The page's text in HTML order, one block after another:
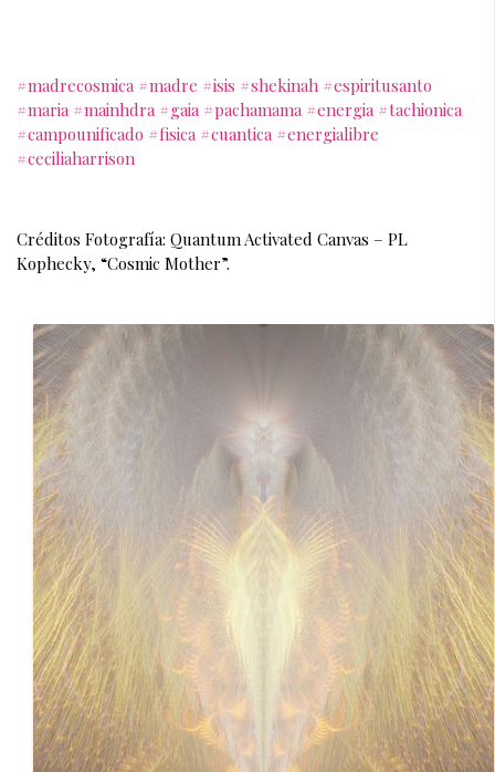
#madrecosmica #madre #isis #shekinah #espiritusanto
#maria #mainhdra #gaia #pachamama #energia #tachionica
#campounificado #fisica #cuantica #energialibre
#ceciliaharrison
Créditos Fotografía: Quantum Activated Canvas – PL
Kophecky, “Cosmic Mother”.